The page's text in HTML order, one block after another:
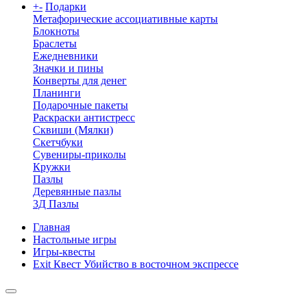
+- Подарки
Метафорические ассоциативные карты
Блокноты
Браслеты
Ежедневники
Значки и пины
Конверты для денег
Планинги
Подарочные пакеты
Раскраски антистресс
Сквиши (Мялки)
Скетчбуки
Сувениры-приколы
Кружки
Пазлы
Деревянные пазлы
3Д Пазлы
Главная
Настольные игры
Игры-квесты
Exit Квест Убийство в восточном экспрессе